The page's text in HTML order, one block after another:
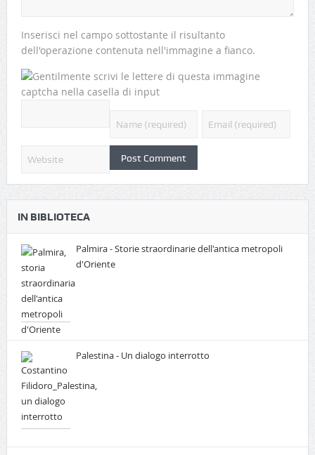
Inserisci nel campo sottostante il risultanto
dell'operazione contenuta nell'immagine a fianco.
IN BIBLIOTECA
Palmira - Storie straordinarie dell'antica metropoli
d'Oriente
Palestina - Un dialogo interrotto